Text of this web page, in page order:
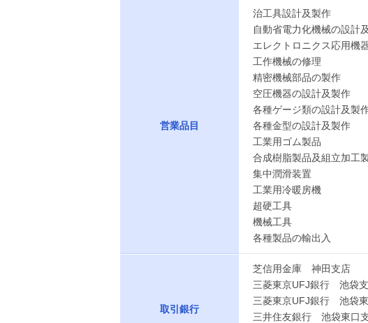
営業品目
治工具設計及製作
自動省電力化機械の設計
エレクトロニクス応用機
工作機械の修理
精密機械部品の製作
空圧機器の設計及製作
各種ゲージ類の設計及製
各種金型の設計及製作
工業用ゴム製品
合成樹脂製品及組立加工
集中潤滑装置
工業用冷暖房機
超硬工具
機械工具
各種製品の輸出入
取引銀行
芝信用金庫 神田支店
三菱東京UFJ銀行 池袋
三菱東京UFJ銀行 池袋
三井住友銀行 池袋東口